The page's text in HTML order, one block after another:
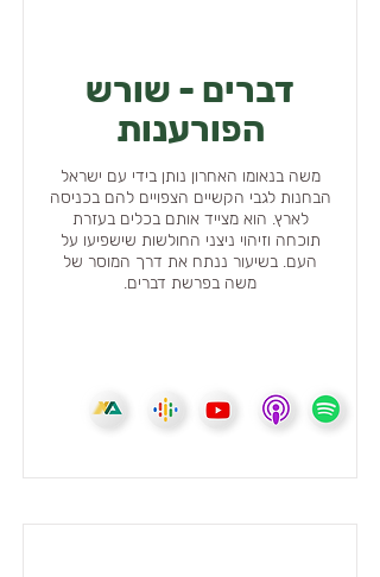
דברים - שורש
הפורענות
משה בנאומו האחרון נותן בידי עם ישראל
הבחנות לגבי הקשיים הצפויים להם בכניסה
לארץ. הוא מצייד אותם בכלים בעזרת
תוכחה וזיהוי ניצני החולשות שישפיעו על
העם. בשיעור ננתח את דרך המוסר של
משה בפרשת דברים.